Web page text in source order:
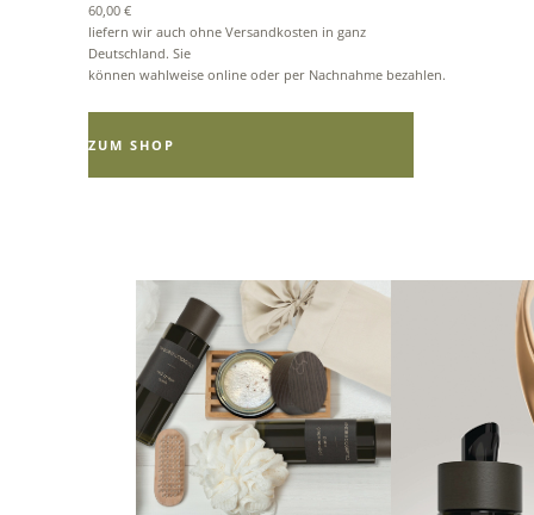
60,00 €
liefern wir auch ohne Versandkosten in ganz
Deutschland. Sie
können wahlweise online oder per Nachnahme bezahlen.
ZUM SHOP